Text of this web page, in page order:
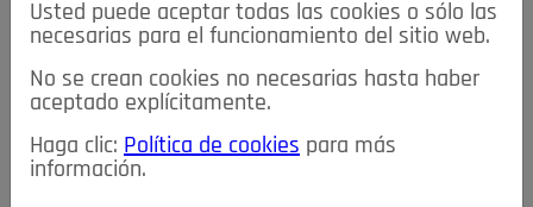
≡NOTICIAS
NOTICIAS SERVICIOS DE INTERÉS
TABLÓN DE ANUNCIOS MIS ANUNCIOS CONTACTO
NOSOTROS
Usted puede aceptar todas las cookies o sólo las
necesarias para el funcionamiento del sitio web.
No se crean cookies no necesarias hasta haber
aceptado explícitamente.
Haga clic: Política de cookies para más
información.